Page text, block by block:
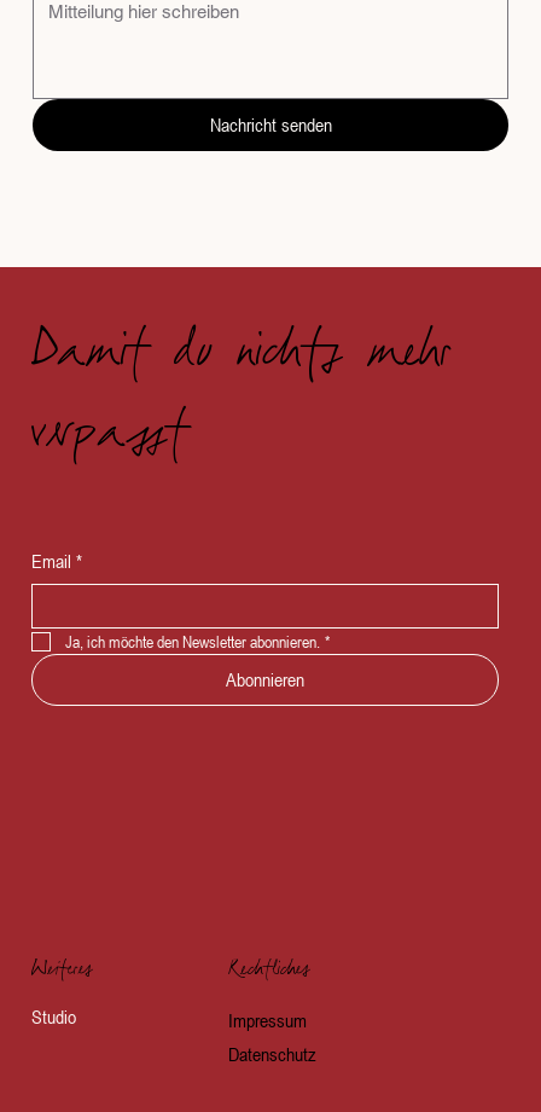
Nachricht senden
Damit du nichts mehr
verpasst
Email *
Ja, ich möchte den Newsletter abonnieren. *
Abonnieren
Weiteres
Studio
Rechtliches
Impressum
Datenschutz